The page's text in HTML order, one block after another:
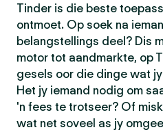
Tinder is die beste
ontmoet. Op soek na
belangstellings deel? Dis
motor tot aandmarkte, op
gesels oor die dinge wat
Het jy iemand nodig om
'n fees te trotseer? Of
wat net soveel as jy